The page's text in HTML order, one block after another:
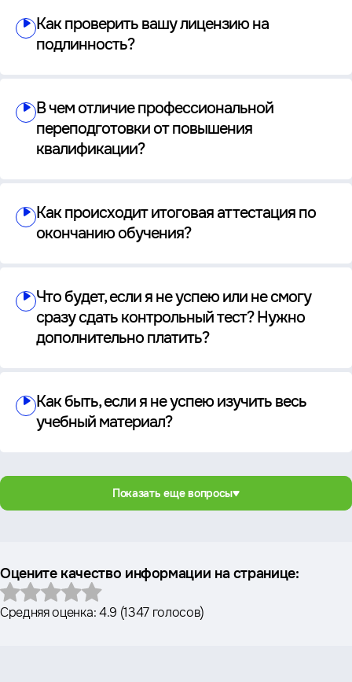
Как проверить вашу лицензию на
подлинность?
В чем отличие профессиональной
переподготовки от повышения
квалификации?
Как происходит итоговая аттестация по
окончанию обучения?
Что будет, если я не успею или не смогу
сразу сдать контрольный тест? Нужно
дополнительно платить?
Как быть, если я не успею изучить весь
учебный материал?
Показать еще вопросы
Оцените качество информации на странице:
Средняя оценка:4.9 (1347 голосов)